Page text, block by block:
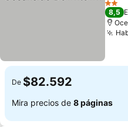
Ver
2
8,5
De $82.592
Mira precios de 8 páginas